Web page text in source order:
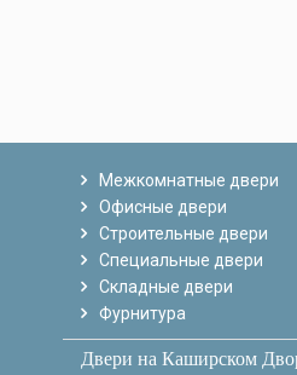
Межкомнатные двери
Офисные двери
Строительные двери
Специальные двери
Складные двери
Фурнитура
Двери на Каширском